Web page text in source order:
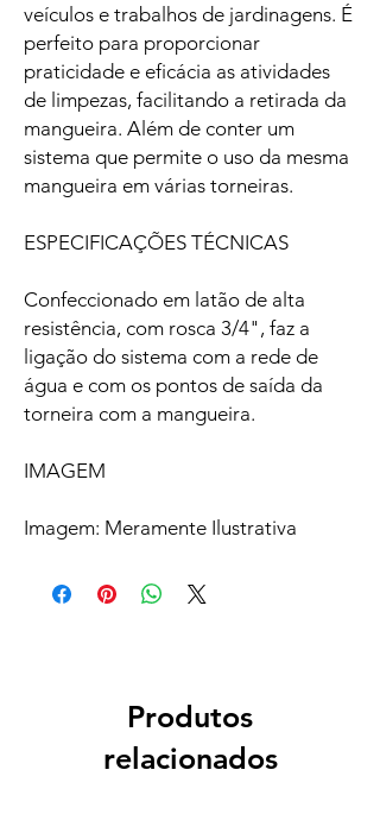
veículos e trabalhos de jardinagens. É
perfeito para proporcionar
praticidade e eficácia as atividades
de limpezas, facilitando a retirada da
mangueira. Além de conter um
sistema que permite o uso da mesma
mangueira em várias torneiras.
ESPECIFICAÇÕES TÉCNICAS
Confeccionado em latão de alta
resistência, com rosca 3/4", faz a
ligação do sistema com a rede de
água e com os pontos de saída da
torneira com a mangueira.
IMAGEM
Imagem: Meramente Ilustrativa
Produtos
relacionados